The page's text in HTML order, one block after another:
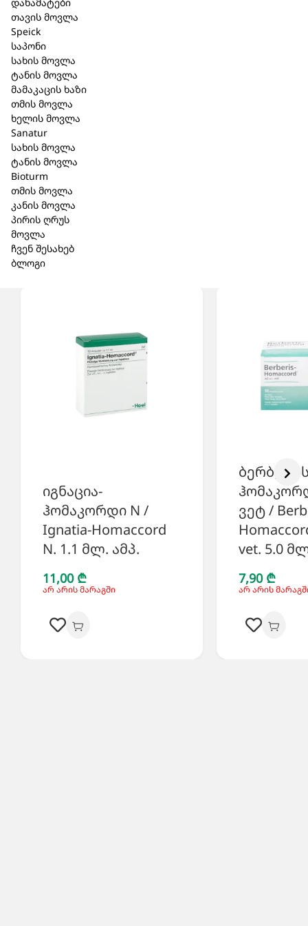
თავის მოვლა
Speick
საპონი
სახის მოვლა
ტანის მოვლა
მამაკაცის ხაზი
თმის მოვლა
ხელის მოვლა
Sanatur
სახის მოვლა
ტანის მოვლა
Bioturm
თმის მოვლა
კანის მოვლა
პირის ღრუს
მოვლა
ჩვენ შესახებ
ბლოგი
შენახვის ვადა: 30 თვე; შენახვის ვადა გახსნიდან :
6 თვე
შენახვის პირობები
ტემპერატურაზე.
მწარმოებელი ქარხანა:
(Biologische Heilmittel Heel GmbH
76532ბადენ
დრ–რეკევეკის
წარმომადგენელი:
შ.პ.ს ბიომედიკა
ა. პოლიტოვსკაიას ქ.#38
0186თბილისი, საქართველო
+995 32 215 91 15
იგნაცია-
ჰომაკორდი N /
Ignatia-Homaccord
N. 1.1 მლ. ამპ.
11,00 ₾
არ არის მარაგში
ვეტ /
vet. 5.0
7,90 ₾
არ არის